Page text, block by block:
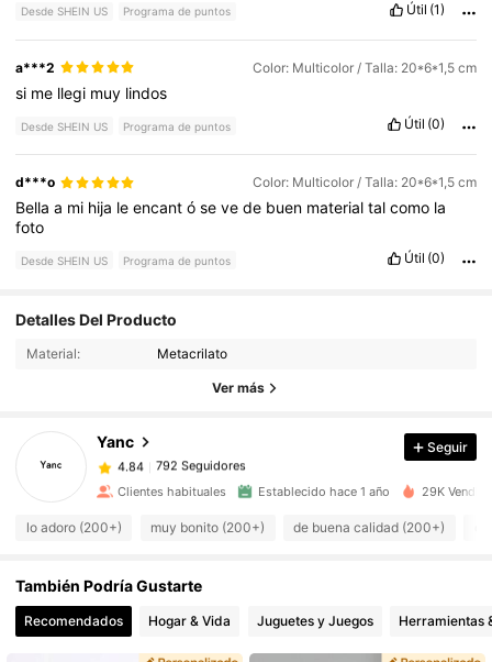
Desde SHEIN US Programa de puntos Útil (1)
a***2 Color: Multicolor / Talla: 20*6*1,5 cm
si me llegi muy lindos
Desde SHEIN US Programa de puntos Útil (0)
d***o Color: Multicolor / Talla: 20*6*1,5 cm
Bellaa mi hija leencantósevede buen materialtalcomo la
foto
Desde SHEIN US Programa de puntos Útil (0)
Detalles Del Producto
Material: Metacrilato
Ver más
Yanc
4.84 792 Seguidores
792 Seguidores
4.84
c***b
pagóHace 1 día
4.84 792 Seguidores
4.84 792 Seguidores
4.84 792 Seguidores
Seguir
Clientes habituales Establecido hace 1 año 29K
lo adoro (200+) muy bonito (200+) de buena calidad (200+)
También Podría Gustarte
Recomendados Hogar & Vida Juguetes y Juegos Herramientas